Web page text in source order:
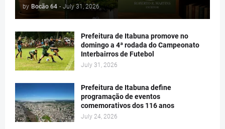
by Bocão 64 - July 31, 2026
Prefeitura de Itabuna promove no
domingo a 4ª rodada do Campeonato
Interbairros de Futebol
July 31, 2026
Prefeitura de Itabuna define
programação de eventos
comemorativos dos 116 anos
July 24, 2026